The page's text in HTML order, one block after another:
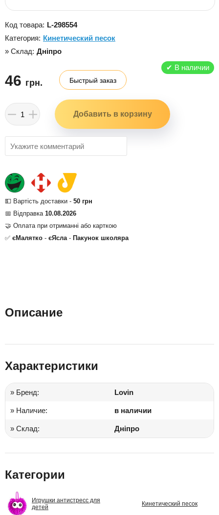
Код товара: L-298554
Категория: Кинетический песок
» Склад: Дніпро
✔ В наличии
46 грн. Быстрый заказ
💵 Вартість доставки - 50 грн
📅 Відправка 10.08.2026
🤝 Оплата при отриманні або карткою
✅ єМалятко - єЯсла- Пакунок школяра
Описание
Характеристики
» Бренд: Lovin
» Наличие: в наличии
» Склад: Дніпро
Категории
Игрушки антистресс для
детей
Кинетический песок